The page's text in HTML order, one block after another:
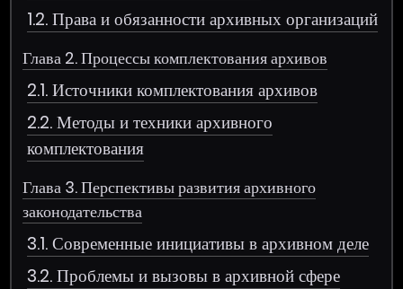
1.2. Права и обязанности архивных организаций
Глава 2. Процессы комплектования архивов
2.1. Источники комплектования архивов
2.2. Методы и техники архивного
комплектования
Глава 3. Перспективы развития архивного
законодательства
3.1. Современные инициативы в архивном деле
3.2. Проблемы и вызовы в архивной сфере